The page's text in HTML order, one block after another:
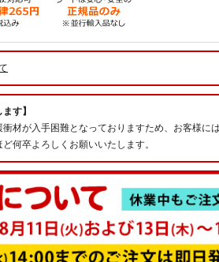
す】
材が入手困難となっておりますため、お客様に
何卒よろしくお願いいたします。